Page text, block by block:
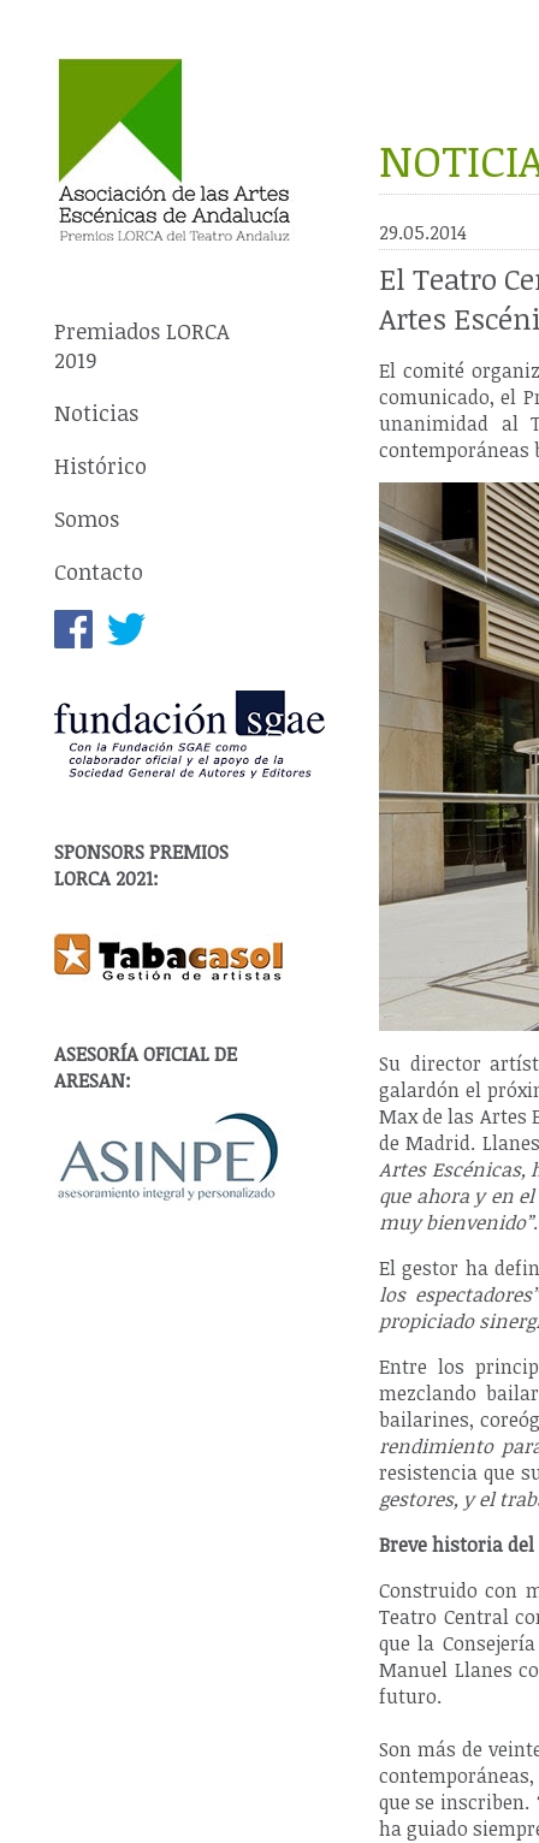
Premiados LORCA
2019
Noticias
Histórico
Somos
Contacto
SPONSORS PREMIOS
LORCA 2021:
ASESORÍA OFICIAL DE
ARESAN:
29.05.2014
El Teatro
Artes
El comité
comunicado, el
unanimidad al
contemporáneas
Su director
galardón el
Max de las Artes
de Madrid.
Artes Escénicas,
que ahora y en
muy bienvenido”.
El gestor ha
los espectadores”
propiciado
Entre los
mezclando
bailarines,
rendimiento
resistencia que
gestores, y el
Breve historia del
Construido con
Teatro Central
que la
Manuel Llanes
futuro.
Son más de
que se inscriben.
ha guiado